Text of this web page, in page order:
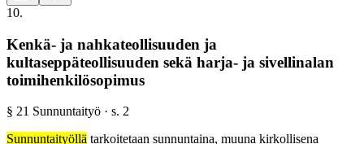
10.
Kenkä- ja nahkateollisuuden ja
kultaseppäteollisuuden sekä harja- ja sivellinalan
toimihenkilösopimus
§ 21 Sunnuntaityö · s. 2
Sunnuntaityöllä tarkoitetaan sunnuntaina, muuna kirkollisena